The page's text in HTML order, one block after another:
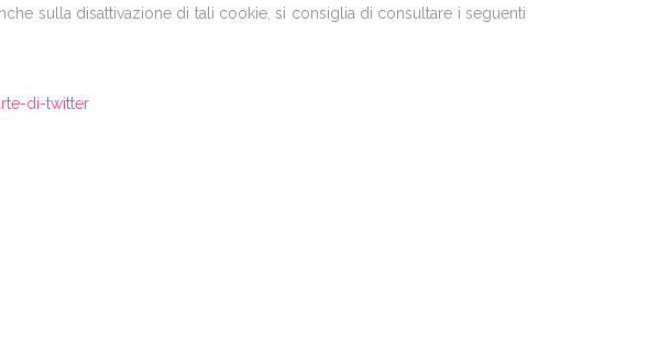
sulla disattivazione di tali cookie, si consiglia di consultare i seguenti
di-twitter